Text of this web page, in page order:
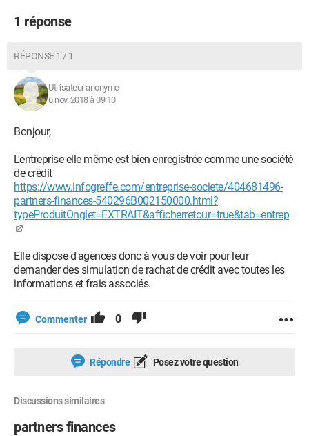
1 réponse
RÉPONSE 1 / 1
Utilisateur anonyme
6 nov. 2018 à 09:10
Bonjour,
L'entreprise elle même est bien enregistrée comme une société
de crédit
https://www.infogreffe.com/entreprise-societe/404681496-
partners-finances-540296B002150000.html?
typeProduitOnglet=EXTRAIT&afficherretour=true&tab=entrep
Elle dispose d'agences donc à vous de voir pour leur
demander des simulation de rachat de crédit avec toutes les
informations et frais associés.
Commenter 0
Répondre Posez votre question
Discussions similaires
partners finances